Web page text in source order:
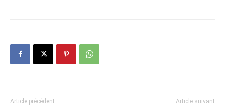
Article précédent Article suivant